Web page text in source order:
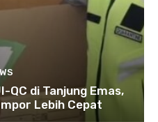
QC di Tanjung Emas,
Lebih Cepat